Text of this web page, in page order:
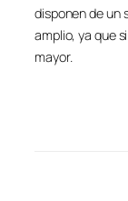
disponen de un
amplio, ya que
mayor.